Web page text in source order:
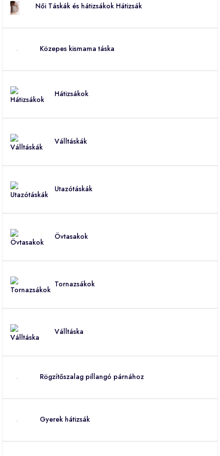
Női Táskák és hátizsákok Hátizsák
Közepes kismama táska
Hátizsákok
Válltáskák
Utazótáskák
Övtasakok
Tornazsákok
Válltáska
Rögzítőszalag pillangó párnához
Gyerek hátizsák